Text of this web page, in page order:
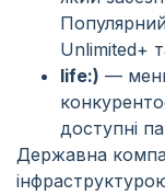
Unlimited+
life:) —
доступні
Державна